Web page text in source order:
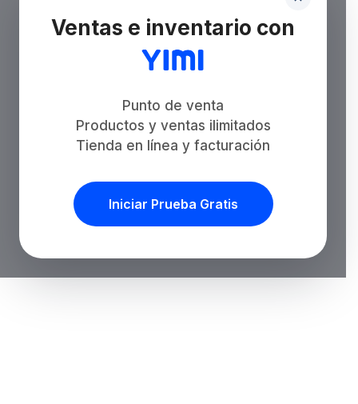
Ventas e inventario con
Punto de venta
Productos y ventas ilimitados
Tienda en línea y facturación
Iniciar Prueba Gratis